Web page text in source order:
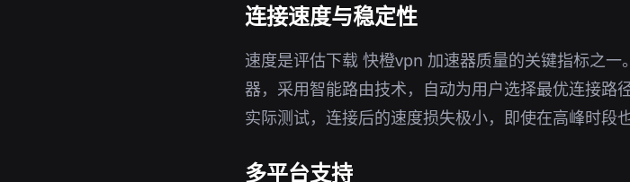
连接速度与稳定性
速度是评估下载 快橙vpn 加速器质量的关键指标之
器，采用智能路由技术，自动为用户选择最优连接路
实际测试，连接后的速度损失极小，即使在高峰时段
多平台支持